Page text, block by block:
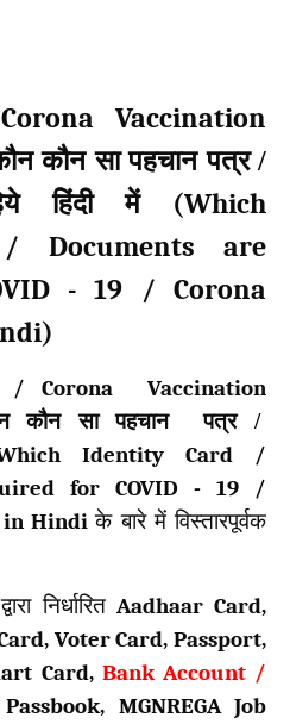
Vaccination
कौन सा पहचान पत्र /
हिंदी में (Which
Documents are
- 19 / Corona
/ Corona Vaccination
कौन सा पहचान पत्र /
Identity Card /
for COVID - 19 /
in Hindi के बारे में विस्तारपूर्वक
द्वारा निर्धारितAadhaar Card,
Voter Card, Passport,
Card, Bank Account /
MGNREGA Job